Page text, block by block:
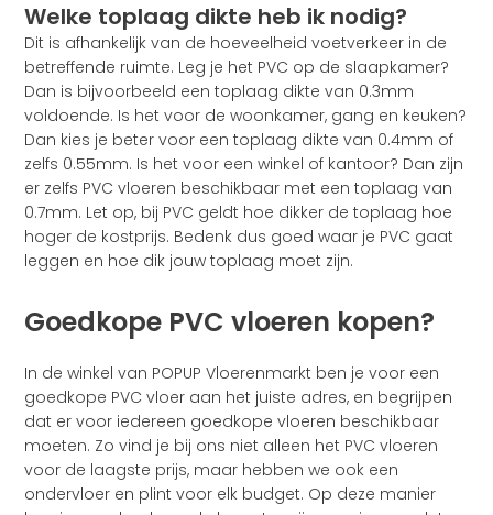
Welke toplaag dikte heb ik nodig?
Dit is afhankelijk van de hoeveelheid voetverkeer in de
betreffende ruimte. Leg je het PVC op de slaapkamer?
Dan is bijvoorbeeld een toplaag dikte van 0.3mm
voldoende. Is het voor de woonkamer, gang en keuken?
Dan kies je beter voor een toplaag dikte van 0.4mm of
zelfs 0.55mm. Is het voor een winkel of kantoor? Dan zijn
er zelfs PVC vloeren beschikbaar met een toplaag van
0.7mm. Let op, bij PVC geldt hoe dikker de toplaag hoe
hoger de kostprijs. Bedenk dus goed waar je PVC gaat
leggen en hoe dik jouw toplaag moet zijn.
Goedkope PVC vloeren kopen?
In de winkel van POPUP Vloerenmarkt ben je voor een
goedkope PVC vloer aan het juiste adres, en begrijpen
dat er voor iedereen goedkope vloeren beschikbaar
moeten. Zo vind je bij ons niet alleen het PVC vloeren
voor de laagste prijs, maar hebben we ook een
ondervloer en plint voor elk budget. Op deze manier